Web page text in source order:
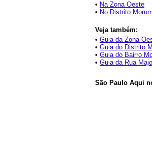
• Na Zona Oeste
• No Distrito
Veja também:
• Guia da Zona
• Guia do Distrito
• Guia do Bairro
• Guia da Rua
São Paulo Aqui